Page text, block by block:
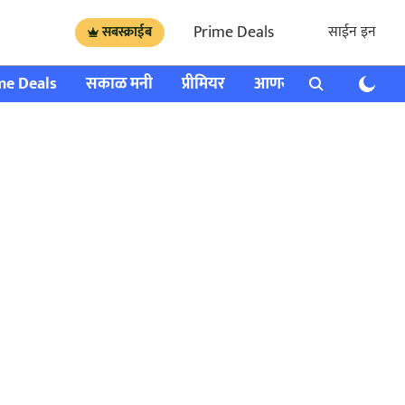
सबस्क्राईब Prime Deals साईन इन
Deals सकाळ मनी प्रीमियर आणखी राशी भविष्य